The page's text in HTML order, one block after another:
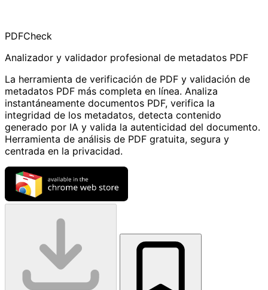
PDFCheck
Analizador y validador profesional de metadatos PDF
La herramienta de verificación de PDF y validación de
metadatos PDF más completa en línea. Analiza
instantáneamente documentos PDF, verifica la
integridad de los metadatos, detecta contenido
generado por IA y valida la autenticidad del documento.
Herramienta de análisis de PDF gratuita, segura y
centrada en la privacidad.